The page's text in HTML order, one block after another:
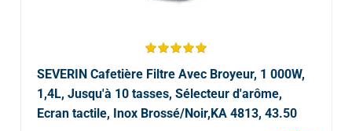
SEVERIN Cafetière Filtre Avec Broyeur, 1 000W,
1,4L, Jusqu'à 10 tasses, Sélecteur d'arôme,
Ecran tactile, Inox Brossé/Noir,KA 4813, 43.50